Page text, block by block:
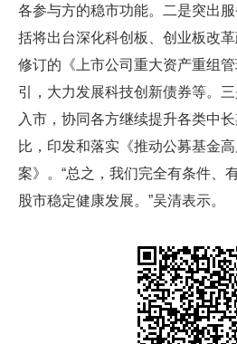
各参与方的稳市功能。二是突出
括将出台深化科创板、创业板改
修订的《上市公司重大资产重组
引，大力发展科技创新债券等。
入市，协同各方继续提升各类中
比，印发和落实《推动公募基金
案》。“总之，我们完全有条件、
股市稳定健康发展。”吴清表示。